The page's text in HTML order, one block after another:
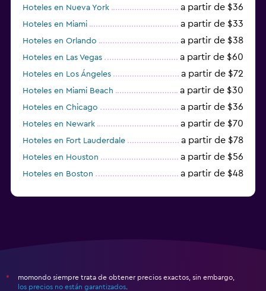
Hoteles en Nueva York a partir de $36
Hoteles en Miami a partir de $33
Hoteles en Orlando a partir de $38
Hoteles en Las Vegas a partir de $60
Hoteles en Los Ángeles a partir de $72
Hoteles en Miami Beach a partir de $30
Hoteles en Chicago a partir de $36
Hoteles en Newark a partir de $70
Hoteles en Fort Lauderdale a partir de $78
Hoteles en Houston a partir de $56
Hoteles en Boston a partir de $48
*
momondo siempre trata de obtener precios exactos, sin embargo,
los precios no están garantizados